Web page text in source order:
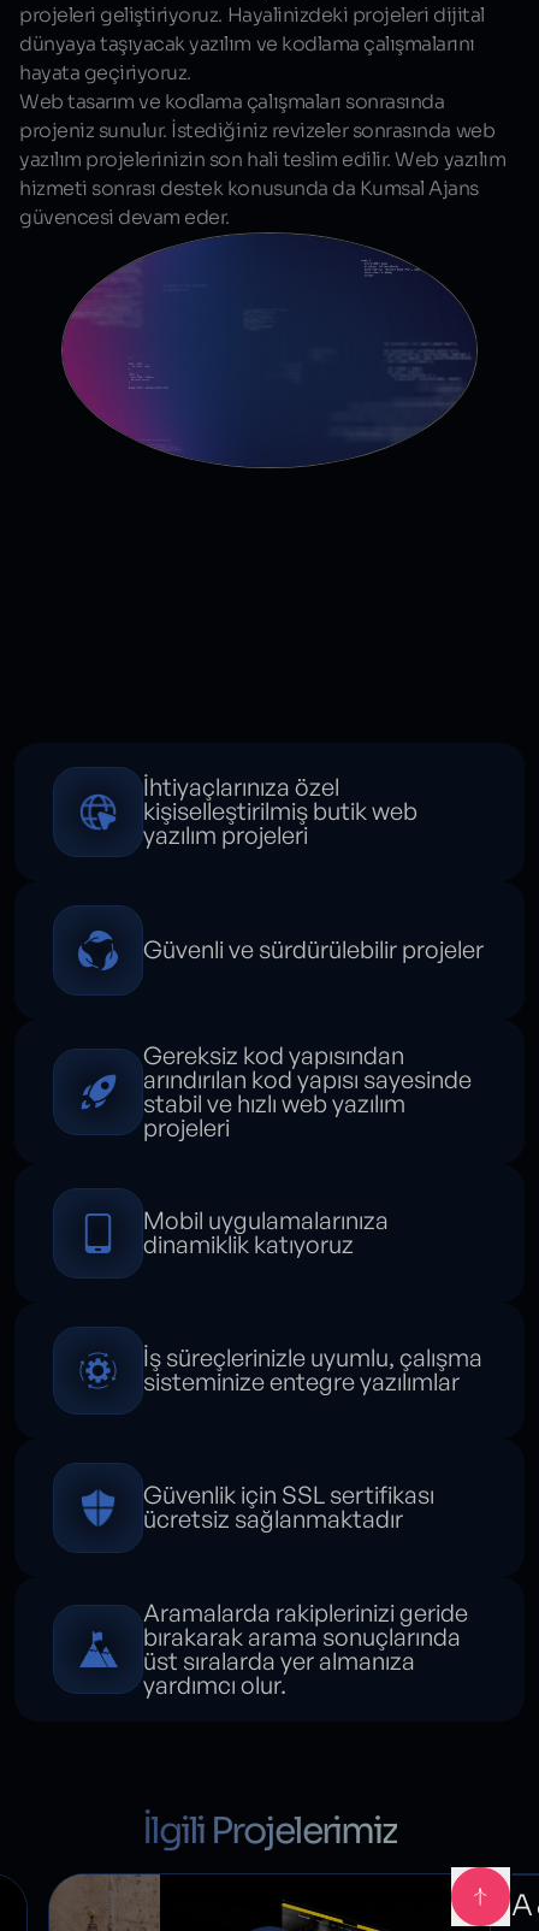
projeleri geliştiriyoruz. Hayalinizdeki projeleri dijital
dünyaya taşıyacak yazılım ve kodlama çalışmalarını
hayata geçiriyoruz.
Web tasarım ve kodlama çalışmaları sonrasında
projeniz sunulur. İstediğiniz revizeler sonrasında web
yazılım projelerinizin son hali teslim edilir. Web yazılım
hizmeti sonrası destek konusunda da Kumsal Ajans
güvencesi devam eder.
İhtiyaçlarınıza özel
kişiselleştirilmiş butik web
yazılım projeleri
Güvenli ve sürdürülebilir projeler
Gereksiz kod yapısından
arındırılan kod yapısı sayesinde
stabil ve hızlı web yazılım
projeleri
Mobil uygulamalarınıza
dinamiklik katıyoruz
İş süreçlerinizle uyumlu, çalışma
sisteminize entegre yazılımlar
Güvenlik için SSL sertifikası
ücretsiz sağlanmaktadır
Aramalarda rakiplerinizi geride
bırakarak arama sonuçlarında
üst sıralarda yer almanıza
yardımcı olur.
İlgili Projelerimiz
A